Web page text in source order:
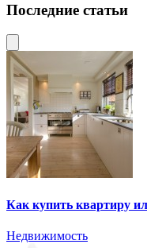
Последние статьи
Как купить квартиру
Недвижимость